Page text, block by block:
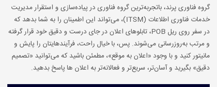
گروه فناوری پرند، باتجربه‌ترین گروه فناوری در پیاده‌سازی و استقرار مدیریت
خدمات فناوری اطلاعات (ITSM)، می‌تواند این اطمینان را به شما بدهد که
در سفر روی ریل POB، تابلوهای اعلان در جای درست و دقیق خود قرار گرفته‌
و مرتب به‌روزرسانی می‌شوند. پس، با خیال راحت، فرآیندهایتان را پایش و
مانیتور کنید و با وجود «اعلان به موقع»، مطمئن باشید که می‌توانید «تصمیم
دقیق» بگیرید و آسان‌تر، سریع‌تر و فعالانه‌تر به اعلان ها پاسخ بدهید.